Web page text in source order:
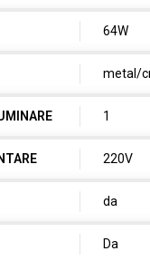
64W
metal/
1
220V
da
Da